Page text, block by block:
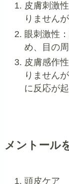
皮膚刺激
りません
眼刺激性
め、目の
皮膚感作
りません
に反応が
メントール
頭皮ケア